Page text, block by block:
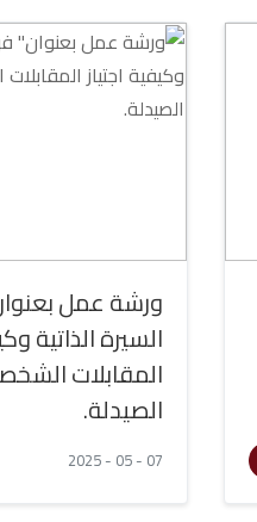
ورشة عمل
السيرة الذاتية
المقابلات
الصيدلة.
07 - 05 - 2025